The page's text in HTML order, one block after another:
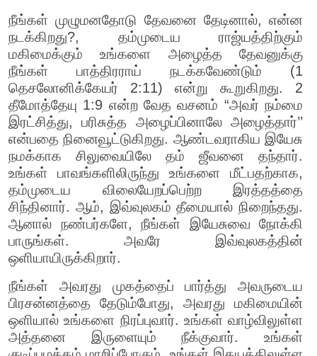
நீங்கள் முழுமனதோடு தேவனை தேடினால், என்ன
நடக்கிறது?, தம்முடைய ராஜ்யத்திற்கும்
மகிமைக்கும் உங்களை அழைத்த தேவனுக்கு
நீங்கள் பாத்திரராய் நடக்கவேண்டும் (1
தெசலோனிக்கேயர் 2:11) என்று கூறுகிறது. 2
தீமோத்தேயு 1:9 என்ற வேத வசனம் “அவர் நம்மை
இரட்சித்து, பரிசுத்த அழைப்பினாலே அழைத்தார்’’
என்பதை நினைவூட்டுகிறது. ஆண்டவராகிய இயேசு
நமக்காக சிலுவையிலே தம் ஜீவனை தந்தார்.
உங்கள் பாவங்களிலிருந்து உங்களை மீட்பதற்காக,
தம்முடைய விலையேறப்பெற்ற இரத்தத்தை
சிந்தினார். ஆம், இவ்வுலகம் தீமையால் நிறைந்தது.
ஆனால் நண்பர்களே, நீங்கள் இயேசுவை நோக்கி
பாருங்கள். அவரே இவ்வுலகத்தின்
ஒளியாயிருக்கிறார்.
நீங்கள் அவரது முகத்தைப் பார்த்து அவருடைய
பிரசன்னத்தை தேடும்போது, அவரது மகிமையின்
ஒளியால் உங்களை நிரப்புவார். உங்கள் வாழ்விலுள்ள
அத்தனை இருளையும் நீக்குவார். உங்கள்